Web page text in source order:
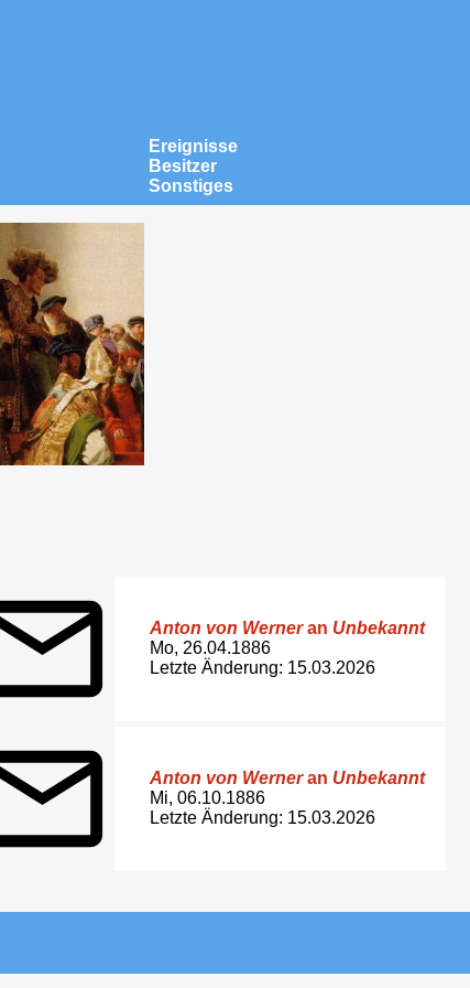
Ereignisse
Besitzer
Sonstiges
Anton von Werneran Unbekannt
Mo, 26.04.1886
Letzte Änderung: 15.03.2026
Anton von Werneran Unbekannt
Mi, 06.10.1886
Letzte Änderung: 15.03.2026